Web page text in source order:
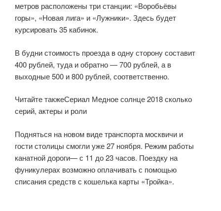
метров расположены три станции: «Воробьёвы
горы», «Новая лига» и «Лужники». Здесь будет
курсировать 35 кабинок.
В будни стоимость проезда в одну сторону составит
400 рублей, туда и обратно — 700 рублей, а в
выходные 500 и 800 рублей, соответственно.
Читайте такжеСериал Медное солнце 2018 сколько
серий, актеры и роли
Подняться на новом виде транспорта москвичи и
гости столицы смогли уже 27 ноября. Режим работы
канатной дороги— с 11 до 23 часов. Поездку на
фуникулерах возможно оплачивать с помощью
списания средств с кошелька карты «Тройка».